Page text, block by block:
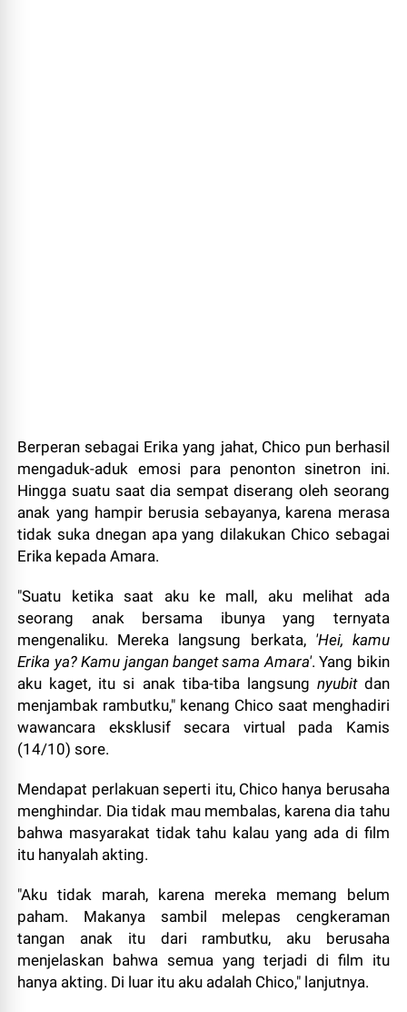
Berperan sebagai Erika yang jahat, Chico pun berhasil
mengaduk-aduk emosi para penonton sinetron ini.
Hingga suatu saat dia sempat diserang oleh seorang
anak yang hampir berusia sebayanya, karena merasa
tidak suka dnegan apa yang dilakukan Chico sebagai
Erika kepada Amara.
"Suatu ketika saat aku ke mall, aku melihat ada
seorang anak bersama ibunya yang ternyata
mengenaliku. Mereka langsung berkata,'Hei, kamu
Erika ya? Kamu jangan banget sama Amara'. Yang bikin
aku kaget, itu si anak tiba-tiba langsung nyubitdan
menjambak rambutku," kenang Chico saat menghadiri
wawancara eksklusif secara virtual pada Kamis
(14/10) sore.
Mendapat perlakuan seperti itu, Chico hanya berusaha
menghindar. Dia tidak mau membalas, karena dia tahu
bahwa masyarakat tidak tahu kalau yang ada di film
itu hanyalah akting.
"Aku tidak marah, karena mereka memang belum
paham. Makanya sambil melepas cengkeraman
tangan anak itu dari rambutku, aku berusaha
menjelaskan bahwa semua yang terjadi di film itu
hanya akting. Di luar itu aku adalah Chico," lanjutnya.